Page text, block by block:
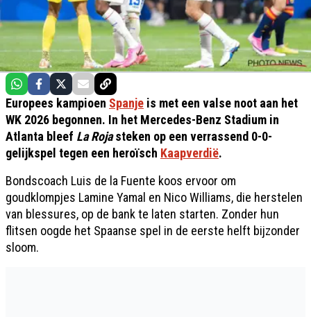
Europees kampioen Spanje is met een valse noot aan het
WK 2026 begonnen. In het Mercedes-Benz Stadium in
Atlanta bleef La Rojasteken op een verrassend 0-0-
gelijkspel tegen een heroïsch Kaapverdië.
Bondscoach Luis de la Fuente koos ervoor om
goudklompjes Lamine Yamal en Nico Williams, die herstelen
van blessures, op de bank te laten starten. Zonder hun
flitsen oogde het Spaanse spel in de eerste helft bijzonder
sloom.